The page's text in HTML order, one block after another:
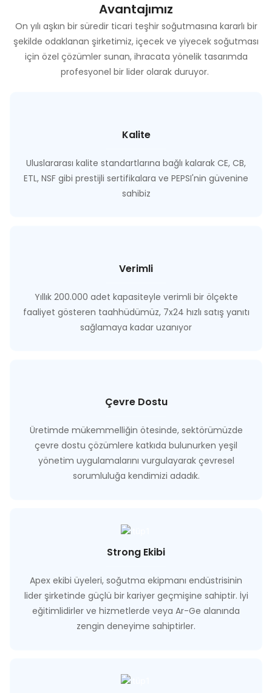
Avantajımız
On yılı aşkın bir süredir ticari teşhir soğutmasına kararlı bir
şekilde odaklanan şirketimiz, içecek ve yiyecek soğutması
için özel çözümler sunan, ihracata yönelik tasarımda
profesyonel bir lider olarak duruyor.
Kalite
Uluslararası kalite standartlarına bağlı kalarak CE, CB,
ETL, NSF gibi prestijli sertifikalara ve PEPSI'nin güvenine
sahibiz
Verimli
Yıllık 200.000 adet kapasiteyle verimli bir ölçekte
faaliyet gösteren taahhüdümüz, 7x24 hızlı satış yanıtı
sağlamaya kadar uzanıyor
Çevre Dostu
Üretimde mükemmelliğin ötesinde, sektörümüzde
çevre dostu çözümlere katkıda bulunurken yeşil
yönetim uygulamalarını vurgulayarak çevresel
sorumluluğa kendimizi adadık.
Strong Ekibi
Apex ekibi üyeleri, soğutma ekipmanı endüstrisinin
lider şirketinde güçlü bir kariyer geçmişine sahiptir. İyi
eğitimlidirler ve hizmetlerde veya Ar-Ge alanında
zengin deneyime sahiptirler.